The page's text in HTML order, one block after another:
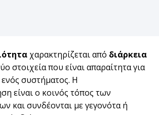
χαρακτηρίζεται από διάρκεια
στοιχεία που είναι απαραίτητα για
συστήματος. Η
είναι ο κοινός τόπος των
και συνδέονται με γεγονότα ή